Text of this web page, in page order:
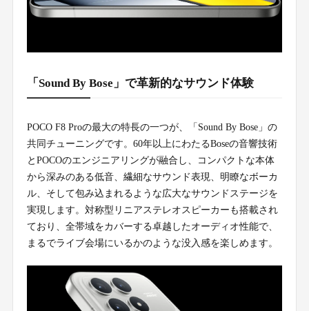
「Sound By Bose」で革新的なサウンド体験
POCO F8 Proの最大の特長の一つが、「Sound By Bose」の
共同チューニングです。60年以上にわたるBoseの音響技術
とPOCOのエンジニアリングが融合し、コンパクトな本体
から深みのある低音、繊細なサウンド表現、明瞭なボーカ
ル、そして包み込まれるような広大なサウンドステージを
実現します。対称型リニアステレオスピーカーも搭載され
ており、全帯域をカバーする卓越したオーディオ性能で、
まるでライブ会場にいるかのような没入感を楽しめます。